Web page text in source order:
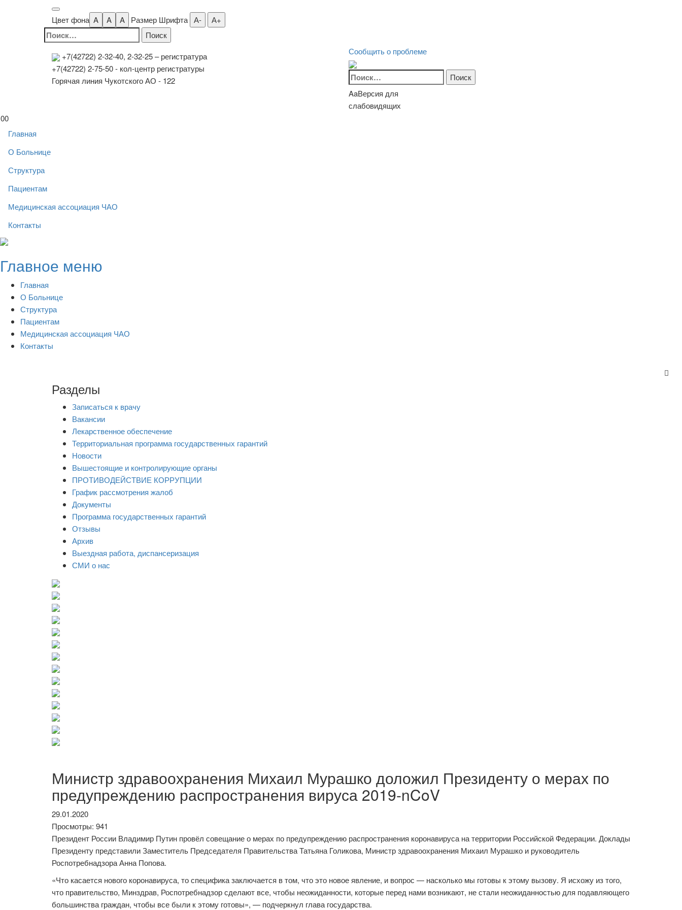
Цвет фона A A A Размер Шрифта А- А+
Найти:
+7(42722) 2-32-40, 2-32-25– регистратура
+7(42722) 2-75-50 - кол-центр регистратуры
Горячая линия Чукотского АО - 122
Сообщить о проблеме
Найти:
AaВерсия для
слабовидящих
00
Главная
О Больнице
Структура
Пациентам
Медицинская ассоциация ЧАО
Контакты
Skip
content
Главное меню
Главная
О Больнице
Структура
Пациентам
Медицинская ассоциация ЧАО
Контакты
Разделы
Записаться к врачу
Вакансии
Лекарственное обеспечение
Территориальная программа государственных гарантий
Новости
Вышестоящие и контролирующие органы
ПРОТИВОДЕЙСТВИЕ КОРРУПЦИИ
График рассмотрения жалоб
Документы
Программа государственных гарантий
Отзывы
Архив
Выездная работа, диспансеризация
СМИ о нас
Министр здравоохранения Михаил Мурашко доложил Президенту о мерах по
предупреждению распространения вируса 2019-nCoV
29.01.2020
Просмотры: 941
Президент России Владимир Путин провёл совещание о мерах по предупреждению распространения коронавируса на территории Российской Федерации. Доклады
Президенту представили Заместитель Председателя Правительства Татьяна Голикова, Министр здравоохранения Михаил Мурашко и руководитель
Роспотребнадзора Анна Попова.
«Что касается нового коронавируса, то специфика заключается в том, что это новое явление, и вопрос — насколько мы готовы к этому вызову. Я исхожу из того,
что правительство, Минздрав, Роспотребнадзор сделают все, чтобы неожиданности, которые перед нами возникают, не стали неожиданностью для подавляющего
большинства граждан, чтобы все были к этому готовы», — подчеркнул глава государства.